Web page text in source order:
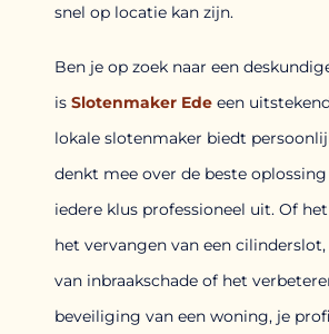
snel op locatie kan zijn.
Ben je op zoek naar een
is Slotenmaker Edeeen
lokale slotenmaker biedt
denkt mee over de beste
iedere klus professioneel uit. Of
het vervangen van een
van inbraakschade of het
beveiliging van een woning, je